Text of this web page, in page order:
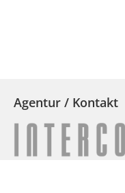
Agentur / Kontakt